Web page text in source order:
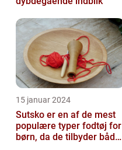
15 januar 2024
Sutsko er en af de mest
populære typer fodtøj for
børn, da de tilbyder både